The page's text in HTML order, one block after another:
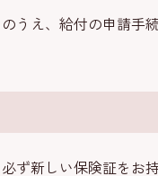
うえ、給付の申請手
ず新しい保険証をお